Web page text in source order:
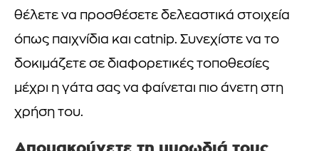
θέλετε να προσθέσετε δελεαστικά στοιχεία
όπως παιχνίδια και catnip. Συνεχίστε να το
δοκιμάζετε σε διαφορετικές τοποθεσίες
μέχρι η γάτα σας να φαίνεται πιο άνετη στη
χρήση του.